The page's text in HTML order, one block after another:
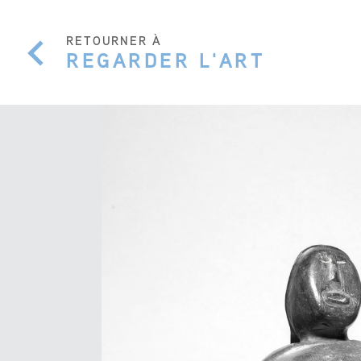
RETOURNER À
REGARDER L'ART